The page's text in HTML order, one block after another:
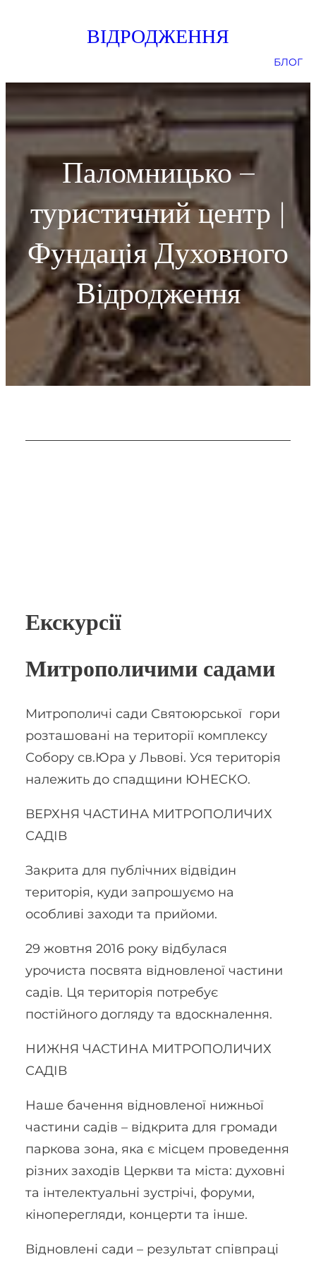
ВІДРОДЖЕННЯ
БЛОГ
Паломницько –
туристичний центр |
Фундація Духовного
Відродження
Екскурсії
Митрополичими садами
Митрополичі сади Святоюрської гори
розташовані на території комплексу
Собору св.Юра у Львові. Уся територія
належить до спадщини ЮНЕСКО.
ВЕРХНЯ ЧАСТИНА МИТРОПОЛИЧИХ
САДІВ
Закрита для публічних відвідин
територія, куди запрошуємо на
особливі заходи та прийоми.
29 жовтня 2016 року відбулася
урочиста посвята відновленої частини
садів. Ця територія потребує
постійного догляду та вдоскналення.
НИЖНЯ ЧАСТИНА МИТРОПОЛИЧИХ
САДІВ
Наше бачення відновленої нижньої
частини садів – відкрита для громади
паркова зона, яка є місцем проведення
різних заходів Церкви та міста: духовні
та інтелектуальні зустрічі, форуми,
кіноперегляди, концерти та інше.
Відновлені сади – результат співпраці